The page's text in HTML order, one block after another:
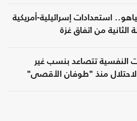
استعدادات إسرائيلية-أمريكية
الثانية من اتفاق غزة
النفسية تتصاعد بنسب غير
منذ "طوفان الأقصى"